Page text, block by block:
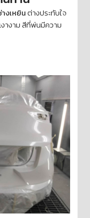
างเหยินต่างประทับใจ
างาม สีที่พ่นมีความ